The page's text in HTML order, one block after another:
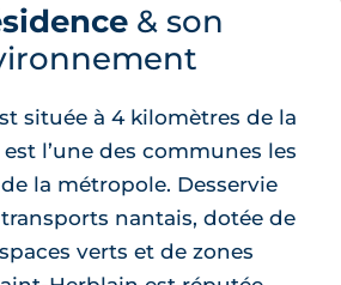
& son
située à 4 kilomètres de la
l’une des communes les
la métropole. Desservie
nantais, dotée de
verts et de zones